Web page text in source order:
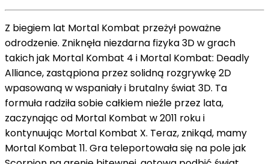
Z biegiem lat Mortal Kombat przeżył poważne
odrodzenie. Zniknęła niezdarna fizyka 3D w grach
takich jak Mortal Kombat 4 i Mortal Kombat: Deadly
Alliance, zastąpiona przez solidną rozgrywkę 2D
wpasowaną w wspaniały i brutalny świat 3D. Ta
formuła radziła sobie całkiem nieźle przez lata,
zaczynając od Mortal Kombat w 2011 roku i
kontynuując Mortal Kombat X. Teraz, znikąd, mamy
Mortal Kombat 11. Gra teleportowała się na pole jak